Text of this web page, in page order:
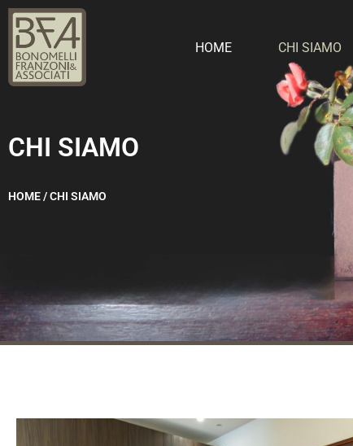
HOME CHI SIAMO
CHI SIAMO
HOME / CHI SIAMO